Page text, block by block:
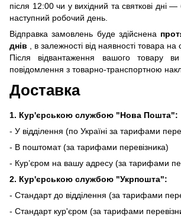
після 12:00 чи у вихідний та святкові дні
наступний робочий день.
Відправка замовлень буде здійснена
днів , в залежності від наявності товара на
Після відвантаження вашого товару
повідомлення з товарно-транспортною
Доставка
1. Кур'єрською службою "Нова Пошта":
- У відділення (по Україні за тарифами
- В поштомат (за тарифами перевізника)
- Кур’єром на вашу адресу (за тарифами
2. Кур'єрською службою "Укрпошта":
- Стандарт до відділення (за тарифами
- Стандарт кур'єром (за тарифами